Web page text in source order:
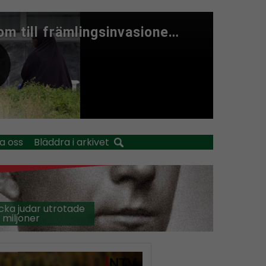
oss Bläddra i arkivet
judar utrotade
miljoner